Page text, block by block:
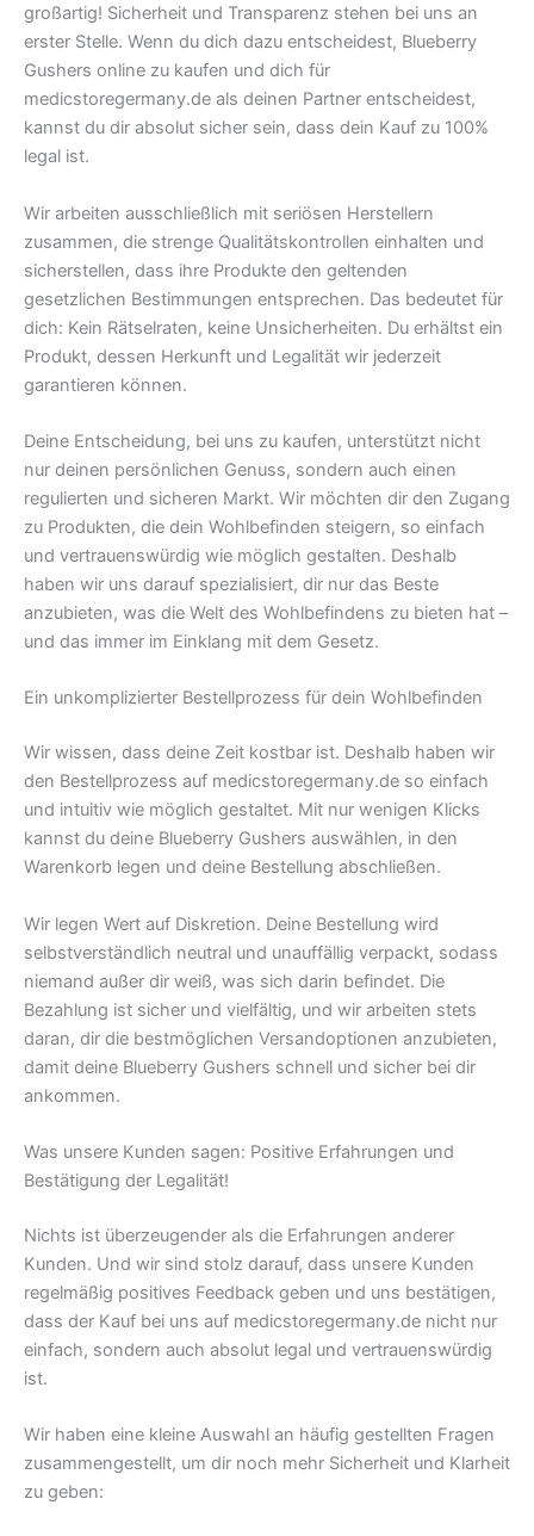
großartig! Sicherheit und Transparenz stehen bei uns an
erster Stelle. Wenn du dich dazu entscheidest, Blueberry
Gushers online zu kaufen und dich für
medicstoregermany.de als deinen Partner entscheidest,
kannst du dir absolut sicher sein, dass dein Kauf zu 100%
legal ist.
Wir arbeiten ausschließlich mit seriösen Herstellern
zusammen, die strenge Qualitätskontrollen einhalten und
sicherstellen, dass ihre Produkte den geltenden
gesetzlichen Bestimmungen entsprechen. Das bedeutet für
dich: Kein Rätselraten, keine Unsicherheiten. Du erhältst ein
Produkt, dessen Herkunft und Legalität wir jederzeit
garantieren können.
Deine Entscheidung, bei uns zu kaufen, unterstützt nicht
nur deinen persönlichen Genuss, sondern auch einen
regulierten und sicheren Markt. Wir möchten dir den Zugang
zu Produkten, die dein Wohlbefinden steigern, so einfach
und vertrauenswürdig wie möglich gestalten. Deshalb
haben wir uns darauf spezialisiert, dir nur das Beste
anzubieten, was die Welt des Wohlbefindens zu bieten hat –
und das immer im Einklang mit dem Gesetz.
Ein unkomplizierter Bestellprozess für dein Wohlbefinden
Wir wissen, dass deine Zeit kostbar ist. Deshalb haben wir
den Bestellprozess auf medicstoregermany.de so einfach
und intuitiv wie möglich gestaltet. Mit nur wenigen Klicks
kannst du deine Blueberry Gushers auswählen, in den
Warenkorb legen und deine Bestellung abschließen.
Wir legen Wert auf Diskretion. Deine Bestellung wird
selbstverständlich neutral und unauffällig verpackt, sodass
niemand außer dir weiß, was sich darin befindet. Die
Bezahlung ist sicher und vielfältig, und wir arbeiten stets
daran, dir die bestmöglichen Versandoptionen anzubieten,
damit deine Blueberry Gushers schnell und sicher bei dir
ankommen.
Was unsere Kunden sagen: Positive Erfahrungen und
Bestätigung der Legalität!
Nichts ist überzeugender als die Erfahrungen anderer
Kunden. Und wir sind stolz darauf, dass unsere Kunden
regelmäßig positives Feedback geben und uns bestätigen,
dass der Kauf bei uns auf medicstoregermany.de nicht nur
einfach, sondern auch absolut legal und vertrauenswürdig
ist.
Wir haben eine kleine Auswahl an häufig gestellten Fragen
zusammengestellt, um dir noch mehr Sicherheit und Klarheit
zu geben: